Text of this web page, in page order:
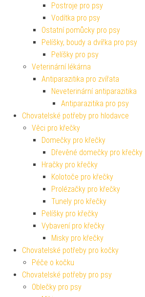
Postroje pro psy
Vodítka pro psy
Ostatní pomůcky pro psy
Pelíšky, boudy a dvířka pro psy
Pelíšky pro psy
Veterinární lékárna
Antiparazitika pro zvířata
Neveterinární antiparazitika
Antiparazitika pro psy
Chovatelské potřeby pro hlodavce
Věci pro křečky
Domečky pro křečky
Dřevěné domečky pro křečky
Hračky pro křečky
Kolotoče pro křečky
Prolézačky pro křečky
Tunely pro křečky
Pelíšky pro křečky
Vybavení pro křečky
Misky pro křečky
Chovatelské potřeby pro kočky
Péče o kočku
Chovatelské potřeby pro psy
Oblečky pro psy